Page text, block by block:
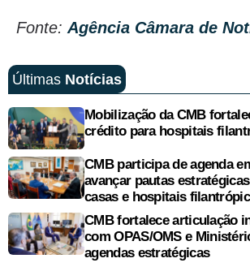
Fonte: Agência Câmara de
Últimas Notícias
Mobilização da CMB
crédito para hospitais
CMB participa de agenda
avançar pautas
casas e hospitais
CMB fortalece articulação
com OPAS/OMS e
agendas estratégicas